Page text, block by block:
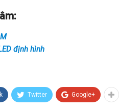
định hình
Twitter Google+